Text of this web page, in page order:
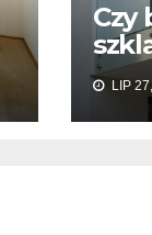
Czy
LIP